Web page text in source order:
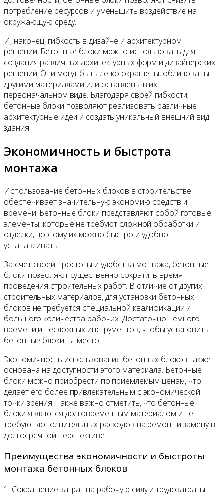
потребление ресурсов и уменьшить воздействие на
окружающую среду.
И, наконец, гибкость в дизайне и архитектурном
решении. Бетонные блоки можно использовать для
создания различных архитектурных форм и дизайнерских
решений. Они могут быть легко окрашены, облицованы
другими материалами или оставлены в их
первоначальном виде. Благодаря своей гибкости,
бетонные блоки позволяют реализовать различные
архитектурные идеи и создать уникальный внешний вид
здания.
Экономичность и быстрота
монтажа
Использование бетонных блоков в строительстве
обеспечивает значительную экономию средств и
времени. Бетонные блоки представляют собой готовые
элементы, которые не требуют сложной обработки и
отделки, поэтому их можно быстро и удобно
устанавливать.
За счет своей простоты и удобства монтажа, бетонные
блоки позволяют существенно сократить время
проведения строительных работ. В отличие от других
строительных материалов, для установки бетонных
блоков не требуется специальной квалификации и
большого количества рабочих. Достаточно немного
времени и несложных инструментов, чтобы установить
бетонные блоки на место.
Экономичность использования бетонных блоков также
основана на доступности этого материала. Бетонные
блоки можно приобрести по приемлемым ценам, что
делает его более привлекательным с экономической
точки зрения. Также важно отметить, что бетонные
блоки являются долговременным материалом и не
требуют дополнительных расходов на ремонт и замену в
долгосрочной перспективе.
Преимущества экономичности и быстроты
монтажа бетонных блоков
1. Сокращение затрат на рабочую силу и трудозатраты.